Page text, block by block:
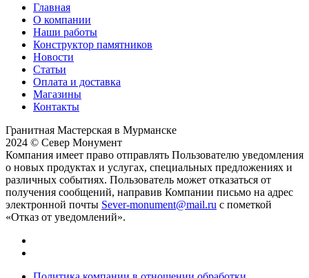
Главная
О компании
Наши работы
Конструктор памятников
Новости
Статьи
Оплата и доставка
Магазины
Контакты
Гранитная Мастерская в Мурманске
2024 © Север Монумент
Компания имеет право отправлять Пользователю уведомления
о новых продуктах и услугах, специальных предложениях и
различных событиях. Пользователь может отказаться от
получения сообщений, направив Компании письмо на адрес
электронной почты Sever-monument@mail.ru с пометкой
«Отказ от уведомлений».